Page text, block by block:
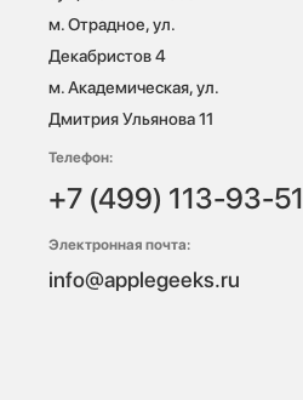
м. Отрадное, ул.
Декабристов 4
м. Академическая, ул.
Дмитрия Ульянова 11
Телефон:
+7 (499) 113-93-51
Электронная почта:
info@applegeeks.ru